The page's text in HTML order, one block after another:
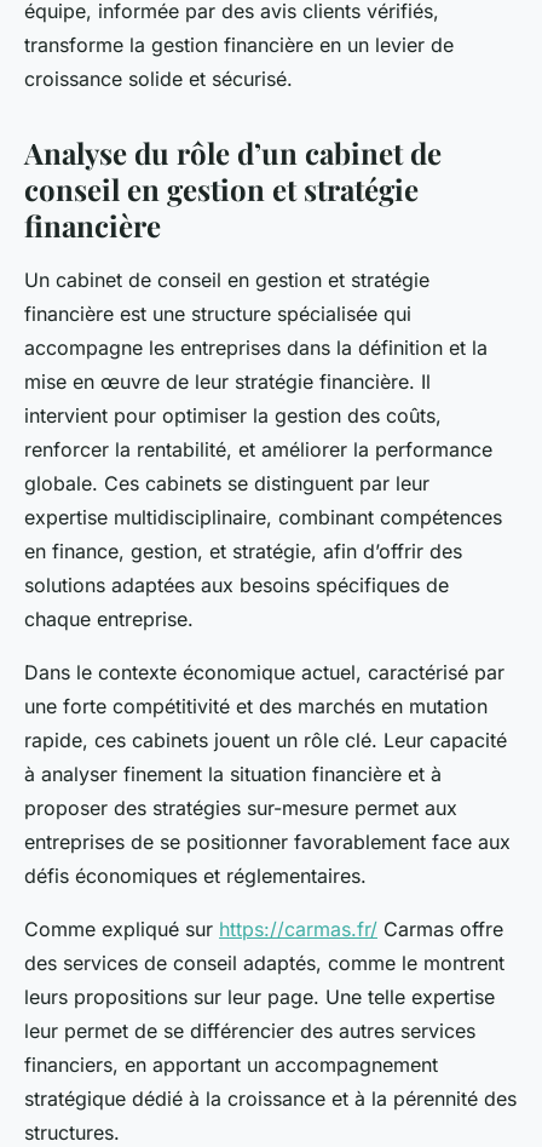
équipe, informée par des avis clients vérifiés,
transforme la gestion financière en un levier de
croissance solide et sécurisé.
Analyse du rôle d’un cabinet de
conseil en gestion et stratégie
financière
Un cabinet de conseil en gestion et stratégie
financière est une structure spécialisée qui
accompagne les entreprises dans la définition et la
mise en œuvre de leur stratégie financière. Il
intervient pour optimiser la gestion des coûts,
renforcer la rentabilité, et améliorer la performance
globale. Ces cabinets se distinguent par leur
expertise multidisciplinaire, combinant compétences
en finance, gestion, et stratégie, afin d’offrir des
solutions adaptées aux besoins spécifiques de
chaque entreprise.
Dans le contexte économique actuel, caractérisé par
une forte compétitivité et des marchés en mutation
rapide, ces cabinets jouent un rôle clé. Leur capacité
à analyser finement la situation financière et à
proposer des stratégies sur-mesure permet aux
entreprises de se positionner favorablement face aux
défis économiques et réglementaires.
Comme expliqué sur https://carmas.fr/ Carmas offre
des services de conseil adaptés, comme le montrent
leurs propositions sur leur page. Une telle expertise
leur permet de se différencier des autres services
financiers, en apportant un accompagnement
stratégique dédié à la croissance et à la pérennité des
structures.